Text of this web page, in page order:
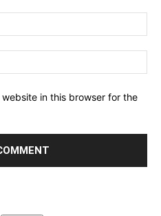
in this browser for the